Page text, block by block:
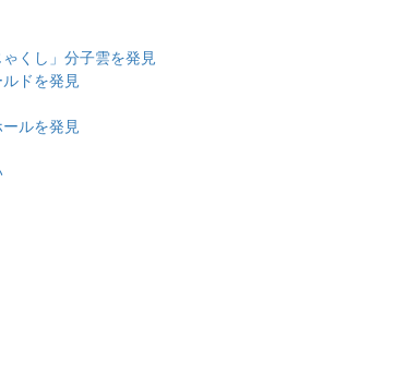
くし」分子雲を発見
ドを発見
ルを発見